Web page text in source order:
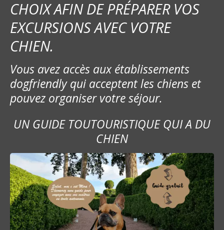
CHOIX AFIN DE PRÉPARER VOS
EXCURSIONS AVEC VOTRE
CHIEN.
Vous avez accès aux établissements
dogfriendly qui acceptent les chiens et
pouvez organiser votre séjour.
UN GUIDE TOUTOURISTIQUE QUI A DU
CHIEN